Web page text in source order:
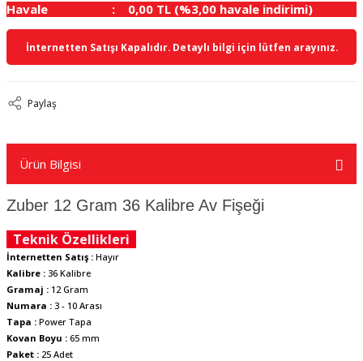
Havale 0,00 TL (%3,00 havale indirimi)
İnternetten Satışı Kapalıdır. Detaylı bilgi için lütfen arayınız.
Paylaş
Ürün Bilgisi
Zuber 12 Gram 36 Kalibre Av Fişeği
Teknik Özellikleri
İnternetten Satış : Hayır
Kalibre : 36 Kalibre
Gramaj : 12 Gram
Numara : 3 - 10 Arası
Tapa : Power Tapa
Kovan Boyu : 65 mm
Paket : 25 Adet